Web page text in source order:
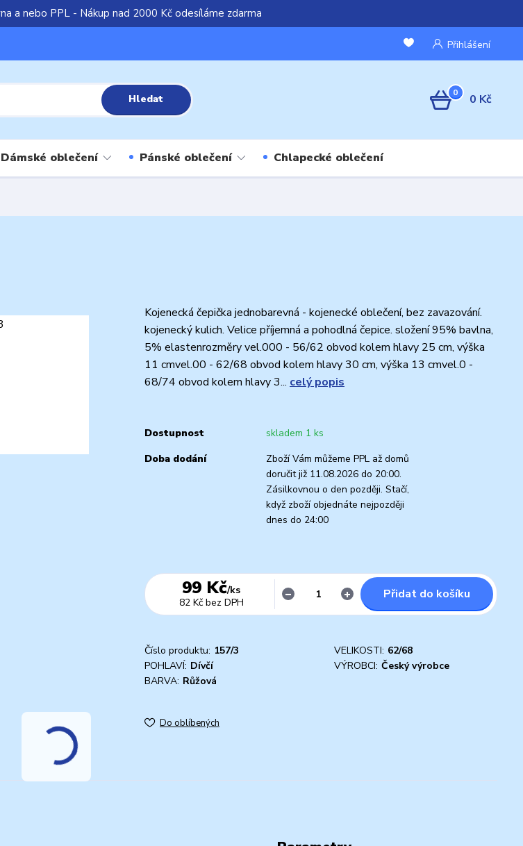
a nebo PPL - Nákup nad 2000 Kč odesíláme zdarma
Přihlášení
Hledat 0 0 Kč
Dámské oblečení Pánské oblečení Chlapecké oblečení
Kojenecká čepička jednobarevná - kojenecké oblečení, bez zavazování.
kojenecký kulich. Velice příjemná a pohodlná čepice. složení 95% bavlna,
5% elastenrozměry vel.000 - 56/62 obvod kolem hlavy 25 cm, výška
11 cmvel.00 - 62/68 obvod kolem hlavy 30 cm, výška 13 cmvel.0 -
68/74 obvod kolem hlavy 3... celý popis
Dostupnost
skladem 1 ks
Doba dodání
Zboží Vám můžeme PPL až domů
doručit již 11.08.2026 do 20:00.
Zásilkovnou o den později. Stačí,
když zboží objednáte nejpozději
dnes do 24:00
99 Kč/ks
82 Kč bez DPH
Přidat do košíku
Číslo produktu: 157/3 VELIKOSTI: 62/68
POHLAVÍ: Dívčí VÝROBCI: Český výrobce
BARVA: Růžová
Do oblíbených